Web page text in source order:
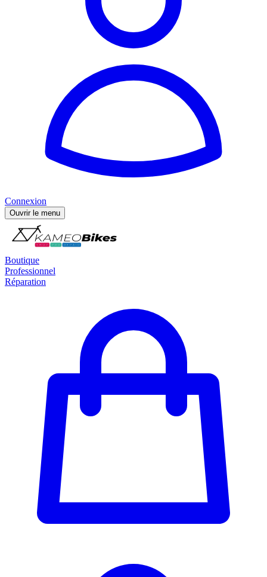
Connexion
Ouvrir le menu
Boutique
Professionnel
Réparation